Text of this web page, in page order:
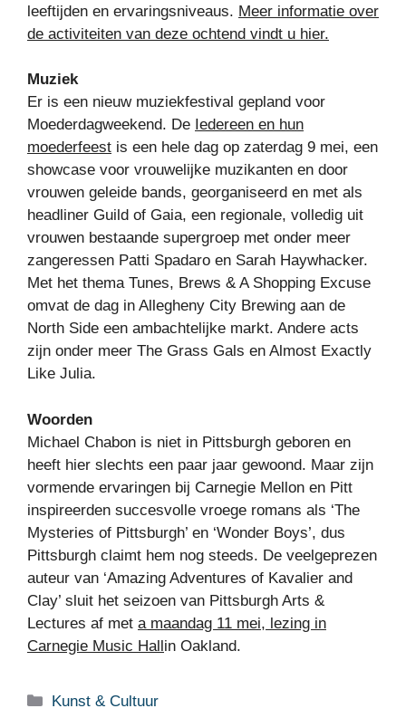
leeftijden en ervaringsniveaus. Meer informatie over
de activiteiten van deze ochtend vindt u hier.
Muziek
Er is een nieuw muziekfestival gepland voor
Moederdagweekend. De Iedereen en hun
moederfeest is een hele dag op zaterdag 9 mei, een
showcase voor vrouwelijke muzikanten en door
vrouwen geleide bands, georganiseerd en met als
headliner Guild of Gaia, een regionale, volledig uit
vrouwen bestaande supergroep met onder meer
zangeressen Patti Spadaro en Sarah Haywhacker.
Met het thema Tunes, Brews & A Shopping Excuse
omvat de dag in Allegheny City Brewing aan de
North Side een ambachtelijke markt. Andere acts
zijn onder meer The Grass Gals en Almost Exactly
Like Julia.
Woorden
Michael Chabon is niet in Pittsburgh geboren en
heeft hier slechts een paar jaar gewoond. Maar zijn
vormende ervaringen bij Carnegie Mellon en Pitt
inspireerden succesvolle vroege romans als ‘The
Mysteries of Pittsburgh’ en ‘Wonder Boys’, dus
Pittsburgh claimt hem nog steeds. De veelgeprezen
auteur van ‘Amazing Adventures of Kavalier and
Clay’ sluit het seizoen van Pittsburgh Arts &
Lectures af met a maandag 11 mei, lezing in
Carnegie Music Hallin Oakland.
Categorieën
Kunst & Cultuur